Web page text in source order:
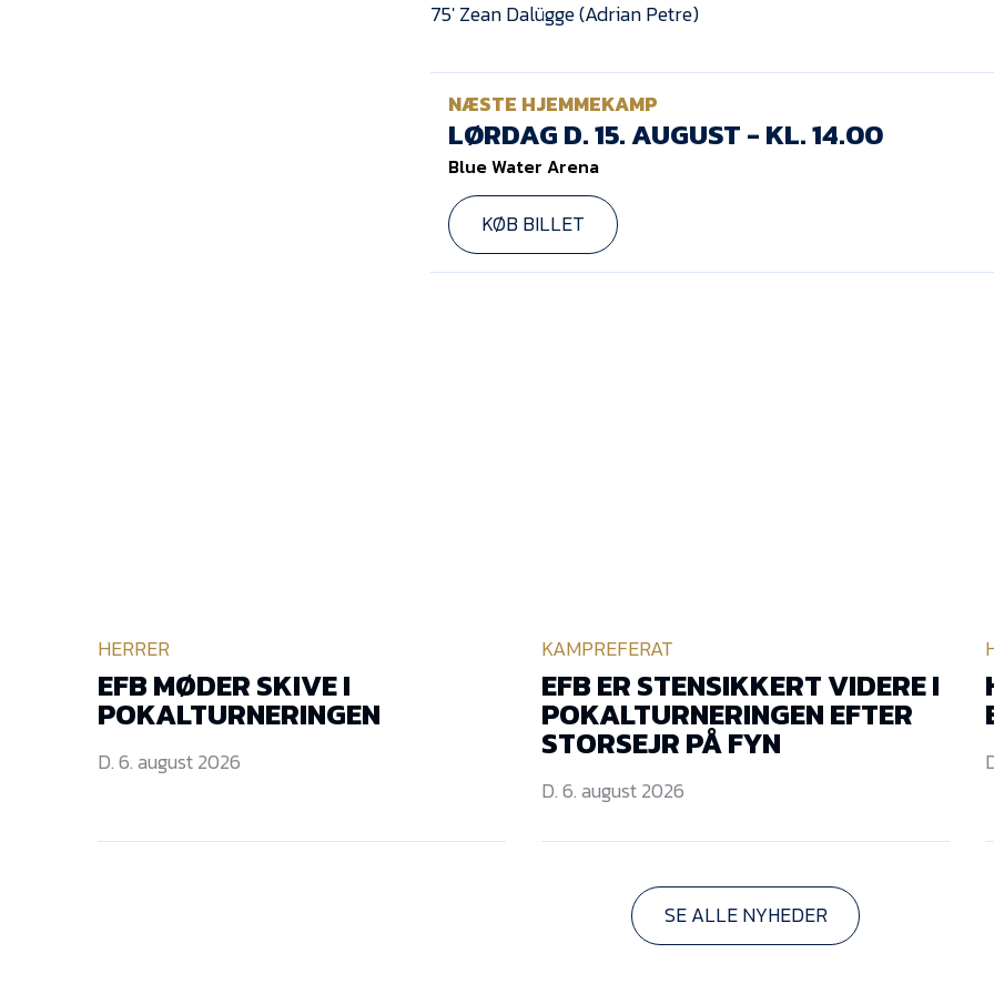
75′ Zean Dalügge (Adrian Petre)
NÆSTE HJEMMEKAMP
LØRDAG D. 15. AUGUST - KL. 14.00
Blue Water Arena
KØB BILLET
HERRER
EFB MØDER SKIVE I
POKALTURNERINGEN
D. 6. august 2026
KAMPREFERAT
EFB ER STENSIKKERT VIDERE I
POKALTURNERINGEN EFTER
STORSEJR PÅ FYN
D. 6. august 2026
SE ALLE NYHEDER